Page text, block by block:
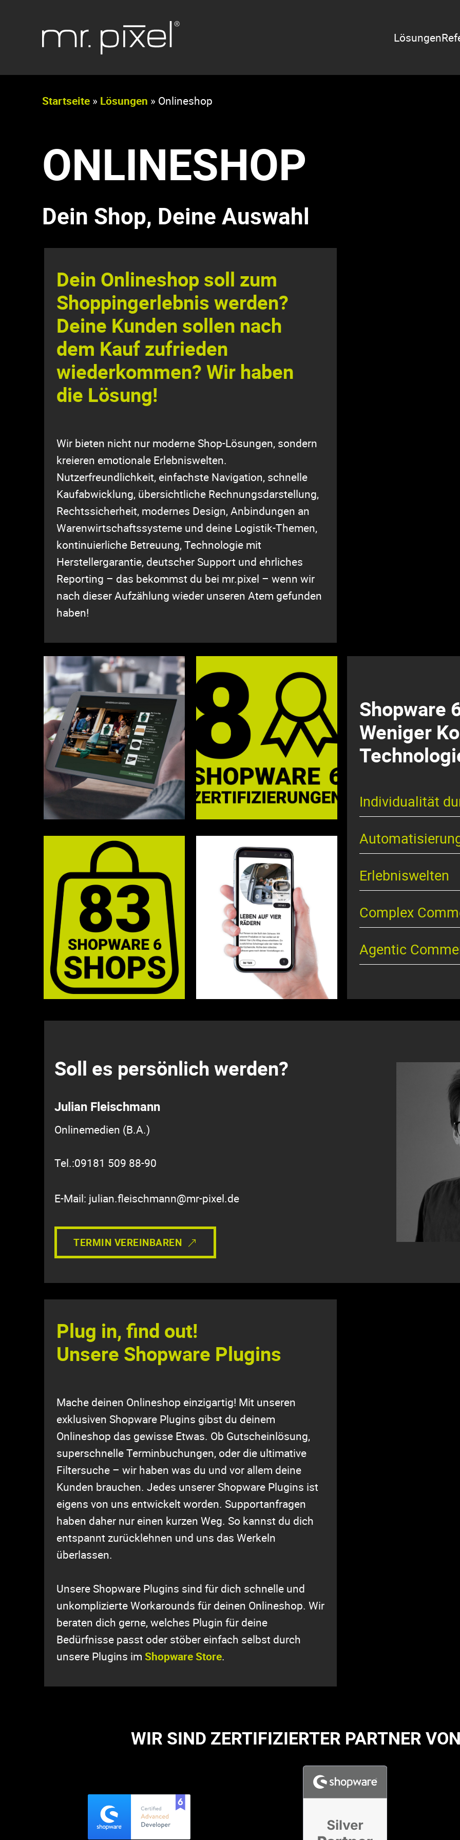
Lösungen
Zeige
Startseite » Lösungen » Onlineshop
ONLINESHOP
Dein Shop, Deine Auswahl
Dein Onlineshop soll zum
Shoppingerlebnis werden?
Deine Kunden sollen nach
dem Kauf zufrieden
wiederkommen? Wir haben
die Lösung!
Wir bieten nicht nur moderne Shop-Lösungen, sondern
kreieren emotionale Erlebniswelten.
Nutzerfreundlichkeit, einfachste Navigation, schnelle
Kaufabwicklung, übersichtliche Rechnungsdarstellung,
Rechtssicherheit, modernes Design, Anbindungen an
Warenwirtschaftssysteme und deine Logistik-Themen,
kontinuierliche Betreuung, Technologie mit
Herstellergarantie, deutscher Support und ehrliches
Reporting – das bekommst du bei mr.pixel – wenn wir
nach dieser Aufzählung wieder unseren Atem gefunden
haben!
Shopware
Weniger
Individualität
Erlebniswelten
Complex
Agentic
Soll es persönlich werden?
Julian Fleischmann
Onlinemedien (B.A.)
Tel.:09181 509 88-90
E-Mail: julian.fleischmann@mr-pixel.de
TERMIN VEREINBAREN
Plug in, find out!
Unsere Shopware Plugins
Mache deinen Onlineshop einzigartig! Mit unseren
exklusiven Shopware Plugins gibst du deinem
Onlineshop das gewisse Etwas. Ob Gutscheinlösung,
superschnelle Terminbuchungen, oder die ultimative
Filtersuche – wir haben was du und vor allem deine
Kunden brauchen. Jedes unserer Shopware Plugins ist
eigens von uns entwickelt worden. Supportanfragen
haben daher nur einen kurzen Weg. So kannst du dich
entspannt zurücklehnen und uns das Werkeln
überlassen.
Unsere Shopware Plugins sind für dich schnelle und
unkomplizierte Workarounds für deinen Onlineshop. Wir
beraten dich gerne, welches Plugin für deine
Bedürfnisse passt oder stöber einfach selbst durch
unsere Plugins im Shopware Store.
WIR SIND ZERTIFIZIERTER PARTNER